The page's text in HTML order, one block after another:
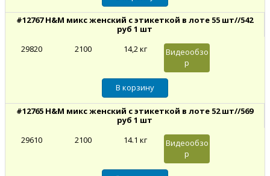
#12767 H&M микс женский с этикеткой в лоте 55 шт//542
руб 1 шт
29820
2100 14,2 кг
Видеообзо
р
#12765 H&M микс женский с этикеткой в лоте 52 шт//569
руб 1 шт
29610
2100 14.1 кг
Видеообзо
р